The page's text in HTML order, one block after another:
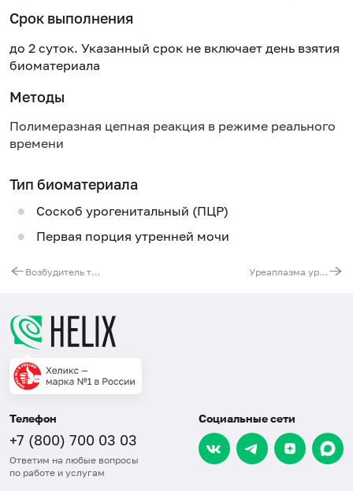
Срок выполнения
до 2 суток. Указанный срок не включает день взятия
биоматериала
Методы
Полимеразная цепная реакция в режиме реального
времени
Тип биоматериала
Соскоб урогенитальный (ПЦР)
Первая порция утренней мочи
Возбудитель трихомоноза (Trichomonas vaginalis), ДНК [реал-тайм ПЦР] Уреаплазма уреалитикум (Ureaplasma urealyticum), ДНК [реал-тайм ПЦР]
Телефон
+7 (800) 700 03 03
Ответим на любые вопросы
по работе и услугам
Социальные сети